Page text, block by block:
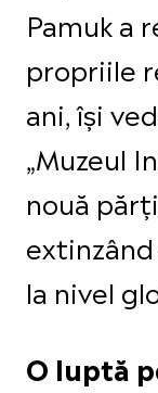
Pamuk a
propriile
ani, își
„Muzeul
nouă
la nivel
O luptă